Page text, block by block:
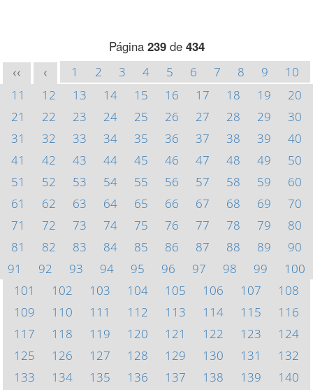
Página 239de 434
<< < 1 2 3 4 5 6 7 8 9
10
11
12 13 14 15 16 17 18 19
20
21
22 23 24 25 26 27 28 29
30
31
32 33 34 35 36 37 38 39
40
41
42 43 44 45 46 47 48 49
50
51
52 53 54 55 56 57 58 59
60
61
62 63 64 65 66 67 68 69
70
71
72 73 74 75 76 77 78 79
80
81
82 83 84 85 86 87 88 89
90
91
92 93 94 95 96 97 98 99
100
101
102 103 104 105 106 107
108
109
110 111 112 113 114 115
116
117
118 119 120 121 122 123
124
125
126 127 128 129 130 131
132
133
134 135 136 137 138 139
140